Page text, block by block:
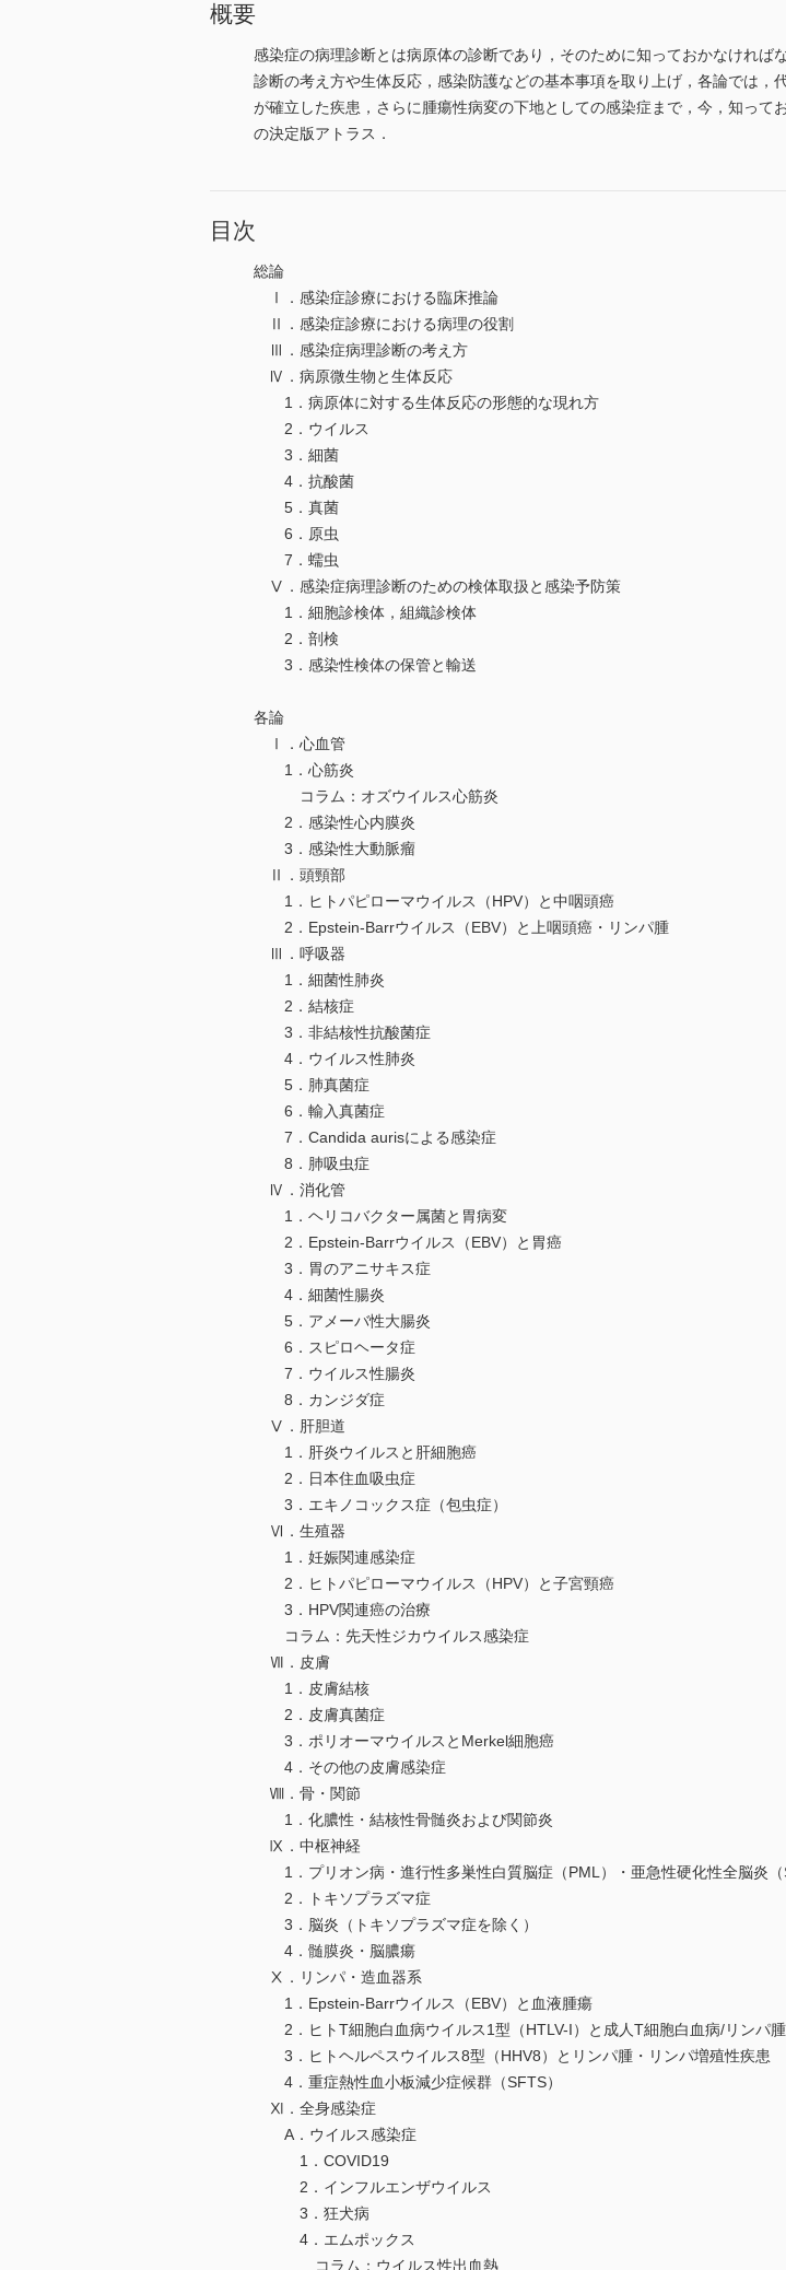
概要
感染症の病理診断とは病原体の診断であり，そのために知っておかなけれ
診断の考え方や生体反応，感染防護などの基本事項を取り上げ，各論では
が確立した疾患，さらに腫瘍性病変の下地としての感染症まで，今，知っ
の決定版アトラス．
目次
総論
Ⅰ．感染症診療における臨床推論
Ⅱ．感染症診療における病理の役割
Ⅲ．感染症病理診断の考え方
Ⅳ．病原微生物と生体反応
1．病原体に対する生体反応の形態的な現れ方
2．ウイルス
3．細菌
4．抗酸菌
5．真菌
6．原虫
7．蠕虫
Ⅴ．感染症病理診断のための検体取扱と感染予防策
1．細胞診検体，組織診検体
2．剖検
3．感染性検体の保管と輸送
各論
Ⅰ．心血管
1．心筋炎
コラム：オズウイルス心筋炎
2．感染性心内膜炎
3．感染性大動脈瘤
Ⅱ．頭頸部
1．ヒトパピローマウイルス（HPV）と中咽頭癌
2．Epstein-Barrウイルス（EBV）と上咽頭癌・リンパ腫
Ⅲ．呼吸器
1．細菌性肺炎
2．結核症
3．非結核性抗酸菌症
4．ウイルス性肺炎
5．肺真菌症
6．輸入真菌症
7．Candida aurisによる感染症
8．肺吸虫症
Ⅳ．消化管
1．ヘリコバクター属菌と胃病変
2．Epstein-Barrウイルス（EBV）と胃癌
3．胃のアニサキス症
4．細菌性腸炎
5．アメーバ性大腸炎
6．スピロヘータ症
7．ウイルス性腸炎
8．カンジダ症
Ⅴ．肝胆道
1．肝炎ウイルスと肝細胞癌
2．日本住血吸虫症
3．エキノコックス症（包虫症）
Ⅵ．生殖器
1．妊娠関連感染症
2．ヒトパピローマウイルス（HPV）と子宮頸癌
3．HPV関連癌の治療
コラム：先天性ジカウイルス感染症
Ⅶ．皮膚
1．皮膚結核
2．皮膚真菌症
3．ポリオーマウイルスとMerkel細胞癌
4．その他の皮膚感染症
Ⅷ．骨・関節
1．化膿性・結核性骨髄炎および関節炎
Ⅸ．中枢神経
1．プリオン病・進行性多巣性白質脳症（PML）・亜急性硬化性全脳炎（
2．トキソプラズマ症
3．脳炎（トキソプラズマ症を除く）
4．髄膜炎・脳膿瘍
Ⅹ．リンパ・造血器系
1．Epstein-Barrウイルス（EBV）と血液腫瘍
2．ヒトT細胞白血病ウイルス1型（HTLV-I）と成人T細胞白血病/リンパ腫
3．ヒトヘルペスウイルス8型（HHV8）とリンパ腫・リンパ増殖性疾患
4．重症熱性血小板減少症候群（SFTS）
Ⅺ．全身感染症
A．ウイルス感染症
1．COVID19
2．インフルエンザウイルス
3．狂犬病
4．エムポックス
コラム：ウイルス性出血熱